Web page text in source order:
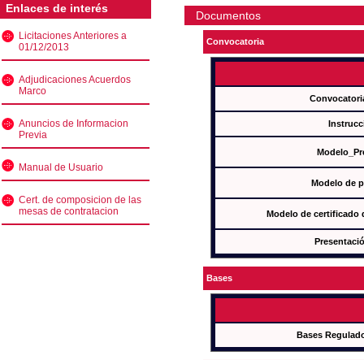
Enlaces de interés
Licitaciones Anteriores a
01/12/2013
Adjudicaciones Acuerdos
Marco
Anuncios de Informacion
Previa
Manual de Usuario
Cert. de composicion de las
mesas de contratacion
Documentos
Convocatoria
Modelo de
Modelo de certificado
Bases
Bases